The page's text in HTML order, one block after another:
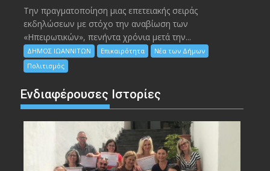
Την πραγματοποίηση μιας επετειακής σειράς
εκδηλώσεων με στόχο την αναβίωση των
«Ηπειρωτικών», πενήντα χρόνια μετά την...
ΔΗΜΟΣ ΙΩΑΝΝΙΤΩΝ Επικαιρότητα
Νέα των Δήμων
Πολιτισμός
Ενδιαφέρουσες Ιστορίες